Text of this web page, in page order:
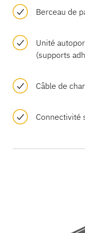
Berceau de
Unité
(supports
Câble de
Connectivité